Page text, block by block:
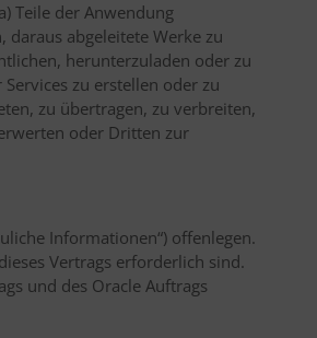
Teile der Anwendung
abgeleitete Werke zu
herunterzuladen oder zu
zu erstellen oder zu
zu übertragen, zu verbreiten,
oder Dritten zur
Informationen“) offenlegen.
Vertrags erforderlich sind.
und des Oracle Auftrags